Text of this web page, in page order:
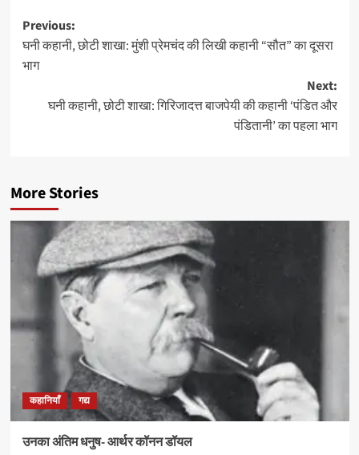
Post
navigation
Previous:
घनी कहानी, छोटी शाखा: मुंशी प्रेमचंद की लिखी कहानी “सौत” का दूसरा
भाग
Next:
घनी कहानी, छोटी शाखा: गिरिजादत्त बाजपेयी की कहानी ‘पंडित और
पंडितानी’ का पहला भाग
More Stories
कहानियाँ गद्य
उनका अंतिम धनुष- आर्थर कॉनन डॉयल